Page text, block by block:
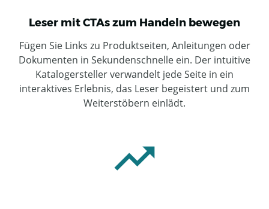
Leser mit CTAs zum Handeln bewegen
Fügen Sie Links zu Produktseiten, Anleitungen oder
Dokumenten in Sekundenschnelle ein. Der intuitive
Katalogersteller verwandelt jede Seite in ein
interaktives Erlebnis, das Leser begeistert und zum
Weiterstöbern einlädt.